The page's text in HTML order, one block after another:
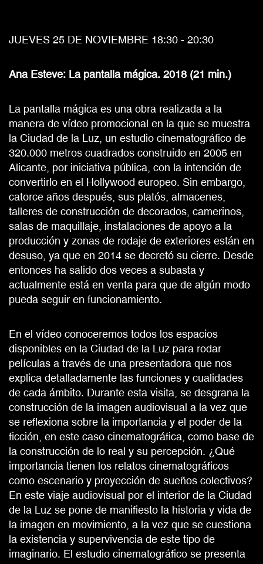
JUEVES 25 DE NOVIEMBRE 18:30 - 20:30
Ana Esteve: La pantalla mágica. 2018 (21 min.)
La pantalla mágica es una obra realizada a la
manera de vídeo promocional en la que se muestra
la Ciudad de la Luz, un estudio cinematográfico de
320.000 metros cuadrados construido en 2005 en
Alicante, por iniciativa pública, con la intención de
convertirlo en el Hollywood europeo. Sin embargo,
catorce años después, sus platós, almacenes,
talleres de construcción de decorados, camerinos,
salas de maquillaje, instalaciones de apoyo a la
producción y zonas de rodaje de exteriores están en
desuso, ya que en 2014 se decretó su cierre. Desde
entonces ha salido dos veces a subasta y
actualmente está en venta para que de algún modo
pueda seguir en funcionamiento.
En el vídeo conoceremos todos los espacios
disponibles en la Ciudad de la Luz para rodar
películas a través de una presentadora que nos
explica detalladamente las funciones y cualidades
de cada ámbito. Durante esta visita, se desgrana la
construcción de la imagen audiovisual a la vez que
se reflexiona sobre la importancia y el poder de la
ficción, en este caso cinematográfica, como base de
la construcción de lo real y su percepción. ¿Qué
importancia tienen los relatos cinematográficos
como escenario y proyección de sueños colectivos?
En este viaje audiovisual por el interior de la Ciudad
de la Luz se pone de manifiesto la historia y vida de
la imagen en movimiento, a la vez que se cuestiona
la existencia y supervivencia de este tipo de
imaginario. El estudio cinematográfico se presenta